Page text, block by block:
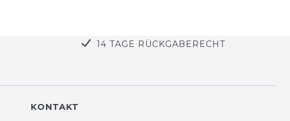
14 TAGE RÜCKGABERECHT
KONTAKT